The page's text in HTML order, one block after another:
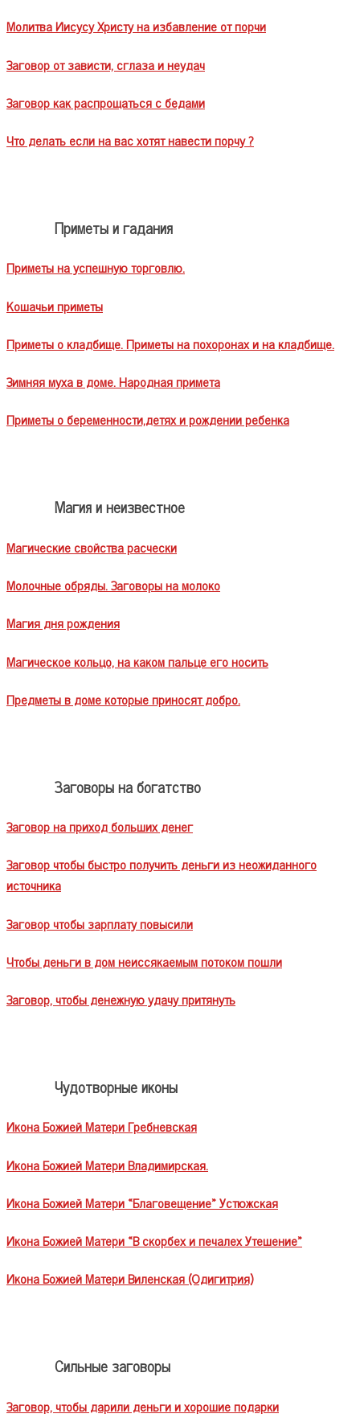
Молитва Иисусу Христу на избавление от порчи
Заговор от зависти, сглаза и неудач
Заговор как распрощаться с бедами
Что делать если на вас хотят навести порчу ?
Приметы и гадания
Приметы на успешную торговлю.
Кошачьи приметы
Приметы о кладбище. Приметы на похоронах и на кладбище.
Зимняя муха в доме. Народная примета
Приметы о беременности,детях и рождении ребенка
Магия и неизвестное
Магические свойства расчески
Молочные обряды. Заговоры на молоко
Магия дня рождения
Магическое кольцо, на каком пальце его носить
Предметы в доме которые приносят добро.
Заговоры на богатство
Заговор на приход больших денег
Заговор чтобы быстро получить деньги из неожиданного
источника
Заговор чтобы зарплату повысили
Чтобы деньги в дом неиссякаемым потоком пошли
Заговор, чтобы денежную удачу притянуть
Чудотворные иконы
Икона Божией Матери Гребневская
Икона Божией Матери Владимирская.
Икона Божией Матери «Благовещение» Устюжская
Икона Божией Матери «В скорбех и печалех Утешение»
Икона Божией Матери Виленская (Одигитрия)
Сильные заговоры
Заговор, чтобы дарили деньги и хорошие подарки